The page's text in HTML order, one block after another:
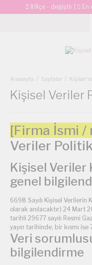
İl/İlçe - değiştir En
Anasayfa Sayfalar Kişisel
Kişisel Veriler
[Firma İsmi /
Veriler
Kişisel Veriler
genel
6698 Sayılı Kişisel Verilerin
olarak anılacaktır) 24 Mart
tarihli 29677 sayılı Resmi
yayın tarihinde, bir kısmı
Veri
bilgilendirme